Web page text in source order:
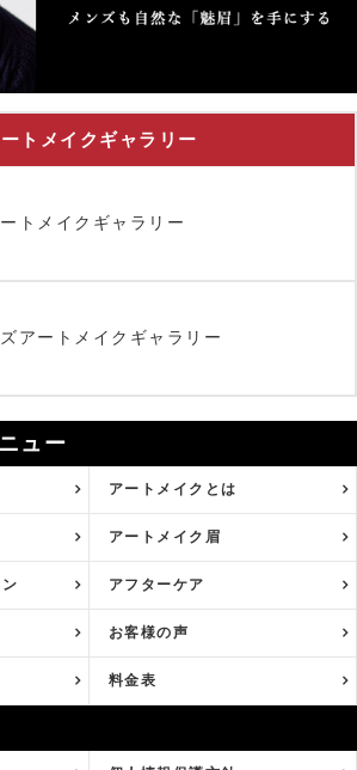
トメイクギャラリー
トメイクギャラリー
アートメイクギャラリー
ュー
アートメイクとは
アートメイク眉
アフターケア
お客様の声
料金表